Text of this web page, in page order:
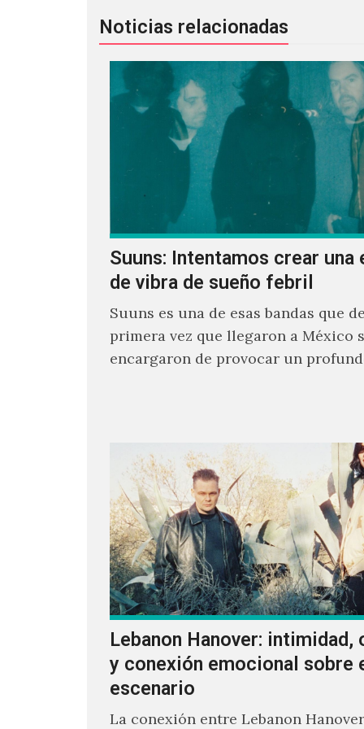
Noticias relacionadas
Suuns: Intentamos crear una
de vibra de sueño febril
Suuns es una de esas bandas que
primera vez que llegaron a México
encargaron de provocar un
Lebanon Hanover: intimidad,
y conexión emocional sobre
escenario
La conexión entre Lebanon